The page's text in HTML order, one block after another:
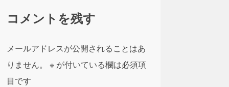
コメントを残す
メールアドレスが公開されることはあ
りません。
※ が付いている欄は必須項
目です